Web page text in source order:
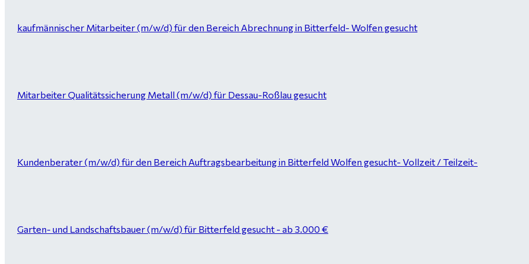
kaufmännischer Mitarbeiter (m/w/d) für den Bereich Abrechnung in Bitterfeld- Wolfen gesucht
Mitarbeiter Qualitätssicherung Metall (m/w/d) für Dessau-Roßlau gesucht
Kundenberater (m/w/d) für den Bereich Auftragsbearbeitung in Bitterfeld Wolfen gesucht- Vollzeit / Teilzeit-
Garten- und Landschaftsbauer (m/w/d) für Bitterfeld gesucht - ab 3.000 €